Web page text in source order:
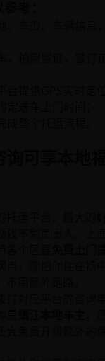
考：
、车型、车辆信息
，拍照留证，签订
提供
送车上门时间；
整个托运流程。
询可享本地
托运平台，最大的
找不到负责人。上
个区县
点，哪怕你住在扬
用额外跑路。
打对应平台的咨询
会免费升级额外的